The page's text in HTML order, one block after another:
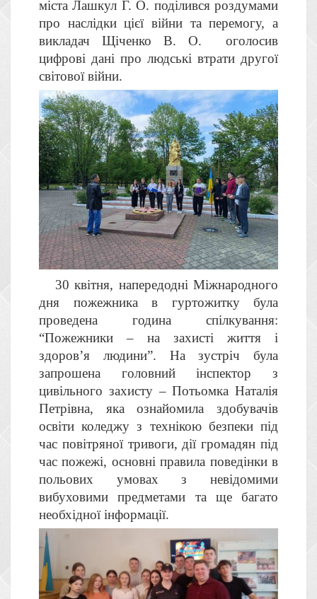
міста Лашкул Г. О. поділився роздумами
про наслідки цієї війни та перемогу, а
викладач Щіченко В. О. оголосив
цифрові дані про людські втрати другої
світової війни.
30 квітня, напередодні Міжнародного
дня пожежника в гуртожитку була
проведена година спілкування:
“Пожежники – на захисті життя і
здоров’я людини”. На зустріч була
запрошена головний інспектор з
цивільного захисту – Потьомка Наталія
Петрівна, яка ознайомила здобувачів
освіти коледжу з технікою безпеки під
час повітряної тривоги, дії громадян під
час пожежі, основні правила поведінки в
польових умовах з невідомими
вибуховими предметами та ще багато
необхідної інформації.